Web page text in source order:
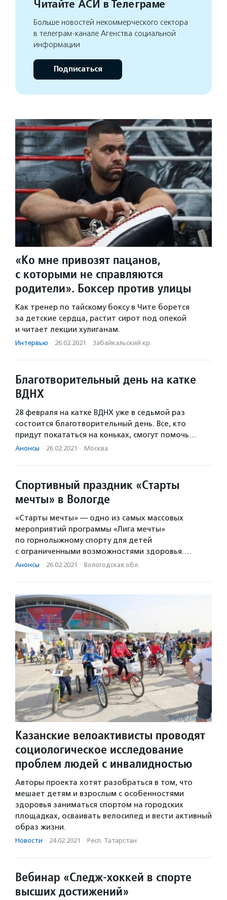
Читайте АСИ в Телеграме
Больше новостей некоммерческого сектора
в телеграм-канале Агенства социальной
информации
Подписаться
«Ко мне привозят пацанов,
с которыми не справляются
родители». Боксер против улицы
Как тренер по тайскому боксу в Чите борется
за детские сердца, растит сирот под опекой
и читает лекции хулиганам.
Интервью · 26.02.2021 · Забайкальский кр.
Благотворительный день на катке
ВДНХ
28 февраля на катке ВДНХ уже в седьмой раз
состоится благотворительный день. Все, кто
придут покататься на коньках, смогут помочь…
Анонсы · 26.02.2021 · Москва
Спортивный праздник «Старты
мечты» в Вологде
«Старты мечты» — одно из самых массовых
мероприятий программы «Лига мечты»
по горнолыжному спорту для детей
с ограниченными возможностями здоровья.…
Анонсы · 26.02.2021 · Вологодская обл.
Казанские велоактивисты проводят
социологическое исследование
проблем людей с инвалидностью
Авторы проекта хотят разобраться в том, что
мешает детям и взрослым с особенностями
здоровья заниматься спортом на городских
площадках, осваивать велосипед и вести активный
образ жизни.
Новости · 24.02.2021 · Респ. Татарстан
Вебинар «Следж-хоккей в спорте
высших достижений»